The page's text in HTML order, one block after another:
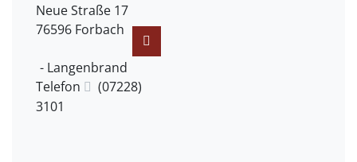
Langenbrand
Neue Straße 17
76596 Forbach
Telefon (07228)
3101